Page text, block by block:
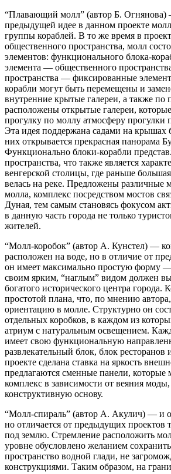
“Плавающий молл” (автор Б. Огнянова)
предыдущей идее в данном проекте
группы кораблей. В то же время в
общественного пространства, молл
элементов: функционального блока-
элемента — общественного
пространства — фиксированные
корабли могут быть перемещены и
внутренние крытые галереи, а также по
расположены открытые галереи,
прогулку по моллу атмосферу прогулки
Эта идея поддержана садами на крышах
них открывается прекрасная панорама
Функционально блоки-корабли
пространства, что также является
венгерской столицы, где раньше
велась на реке. Предложены различные
молла, комплекс посредством мостов
Дуная, тем самым становясь фокусом
в данную часть города не только
жителей.
“Молл-коробок” (автор А. Кунстел) —
расположен на воде, но в отличие от
он имеет максимально простую форму —
своим ярким, “наглым” видом должен
богатого исторического центра города.
простотой плана, что, по мнению автора,
ориентацию в молле. Структурно он
отдельных коробков, в каждом из
атриум с натуральным освещением.
имеет свою функциональную
развлекательный блок, блок ресторанов
проекте сделана ставка на яркость
предлагаются сменные панели, которые
комплекс в зависимости от веяния моды,
конструктивную основу.
“Молл-спираль” (автор А. Акулич) — и
но отличается от предыдущих проектов
под землю. Стремление расположить
уровне обусловлено желанием
пространство водной глади, не
конструкциями. Таким образом, на